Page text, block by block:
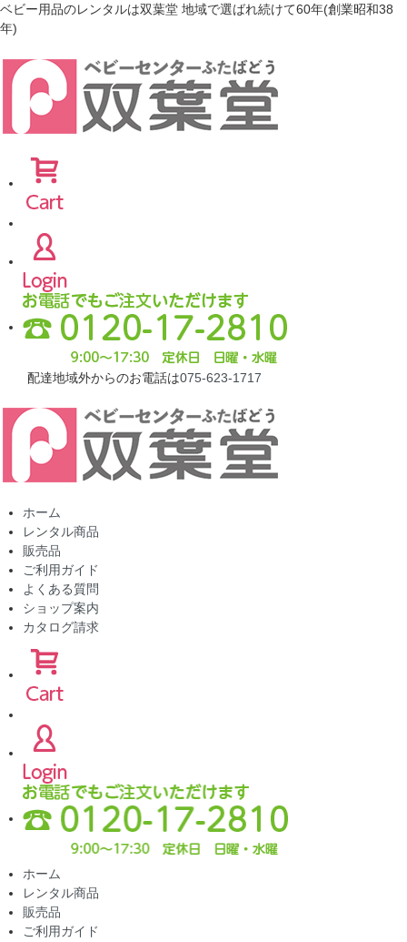
ベビー用品のレンタルは双葉堂 地域で選ばれ続けて60年(創業昭和38
年)
配達地域外からのお電話は075-623-1717
ホーム
レンタル商品
販売品
ご利用ガイド
よくある質問
ショップ案内
カタログ請求
ホーム
レンタル商品
販売品
ご利用ガイド